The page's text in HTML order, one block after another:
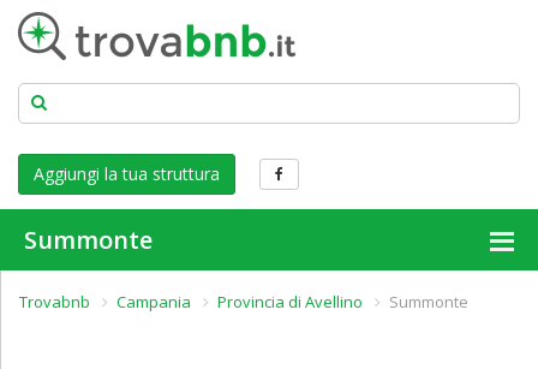
Aggiungi la tua struttura
Summonte
Trovabnb Campania Provincia di Avellino Summonte